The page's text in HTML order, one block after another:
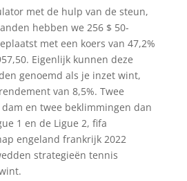
met de hulp van de steun,
hebben we 256 $ 50-
met een koers van 47,2%
Eigenlijk kunnen deze
genoemd als je inzet wint,
van 8,5%. Twee
en twee beklimmingen dan
1 en de Ligue 2, fifa
engeland frankrijk 2022
strategieën tennis